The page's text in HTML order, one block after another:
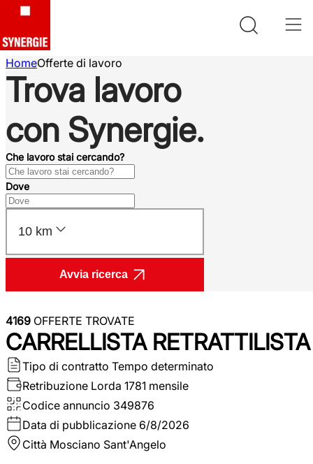
HomeOfferte di lavoro
Trova lavoro
con Synergie.
Che lavoro stai cercando?
Dove
10 km
Avvia ricerca
4169 OFFERTE TROVATE
CARRELLISTA RETRATTILISTA
Tipo di contratto Tempo determinato
Retribuzione Lorda 1781 mensile
Codice annuncio 349876
Data di pubblicazione 6/8/2026
Città Mosciano Sant'Angelo